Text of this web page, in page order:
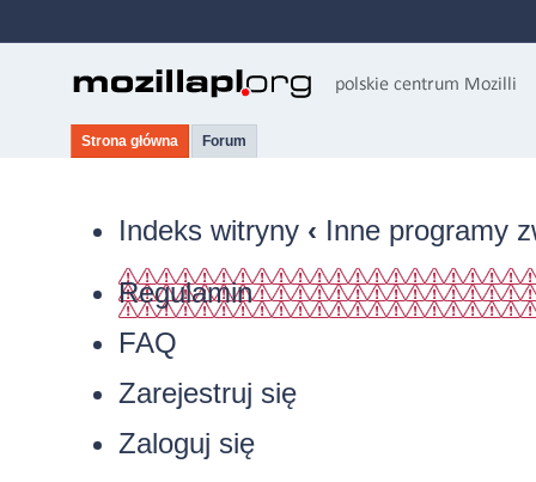
Strona główna Forum
Indeks witryny ‹ Inne programy
Regulamin
FAQ
Zarejestruj się
Zaloguj się